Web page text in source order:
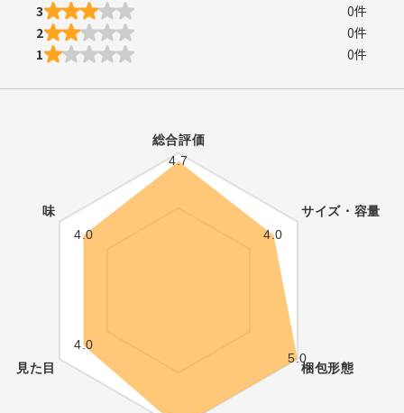
3
0件
2
0件
1
0件